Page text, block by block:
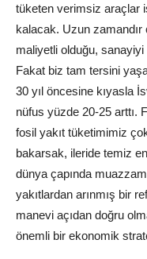
tüketen verimsiz araçlar
kalacak. Uzun zamandır
maliyetli olduğu, sanayiyi
Fakat biz tam tersini
30 yıl öncesine kıyasla
nüfus yüzde 20-25 arttı.
fosil yakıt tüketimimiz
bakarsak, ileride temiz
dünya çapında
yakıtlardan arınmış bir
manevi açıdan doğru
önemli bir ekonomik